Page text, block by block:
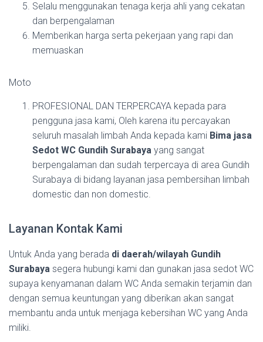
Selalu menggunakan tenaga kerja ahli yang cekatan
dan berpengalaman
Memberikan harga serta pekerjaan yang rapi dan
memuaskan
Moto
PROFESIONAL DAN TERPERCAYA kepada para
pengguna jasa kami, Oleh karena itu percayakan
seluruh masalah limbah Anda kepada kami Bima jasa
Sedot WC Gundih Surabaya yang sangat
berpengalaman dan sudah terpercaya di area Gundih
Surabaya di bidang layanan jasa pembersihan limbah
domestic dan non domestic.
Layanan Kontak Kami
Untuk Anda yang berada di daerah/wilayah Gundih
Surabaya segera hubungi kami dan gunakan jasa sedot WC
supaya kenyamanan dalam WC Anda semakin terjamin dan
dengan semua keuntungan yang diberikan akan sangat
membantu anda untuk menjaga kebersihan WC yang Anda
miliki.